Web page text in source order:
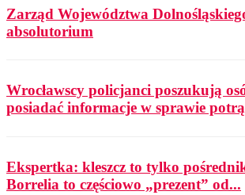
Zarząd Województwa
absolutorium
Wrocławscy policjanci poszukują
posiadać informacje w sprawie
Ekspertka: kleszcz to tylko
Borrelia to częściowo „prezent” od...